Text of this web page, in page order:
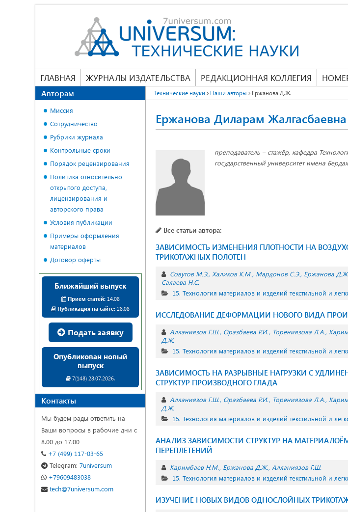
ГЛАВНАЯ ЖУРНАЛЫ ИЗДАТЕЛЬСТВА РЕДАКЦИОННАЯ КОЛЛЕГИЯ
Технические науки Наши авторы Ержанова Д.Ж.
Ержанова Диларам Жалгасбаевна
преподаватель – стажёр, кафедра
государственный университет имена
Все статьи автора:
ЗАВИСИМОСТЬ ИЗМЕНЕНИЯ ПЛОТНОСТИ НА
ТРИКОТАЖНЫХ ПОЛОТЕН
Совутов М.Э. Халиков К.М. Мардонов С.Э. Ержанова Д.Ж.
Салаева Н.С.
15. Технология материалов и изделий текстильной и
ИССЛЕДОВАНИЕ ДЕФОРМАЦИИ НОВОГО ВИДА
Алланиязов Г.Ш. Оразбаева Р.И. Торениязова Л.А.
Д.Ж.
15. Технология материалов и изделий текстильной и
ЗАВИСИМОСТЬ НА РАЗРЫВНЫЕ НАГРУЗКИ С
СТРУКТУР ПРОИЗВОДНОГО ГЛАДА
Алланиязов Г.Ш. Оразбаева Р.И. Торениязова Л.А.
Д.Ж.
15. Технология материалов и изделий текстильной и
АНАЛИЗ ЗАВИСИМОСТИ СТРУКТУР НА
ПЕРЕПЛЕТЕНИЙ
Каримбаев Н.М. Ержанова Д.Ж. Алланиязов Г.Ш.
15. Технология материалов и изделий текстильной и
ИЗУЧЕНИЕ НОВЫХ ВИДОВ ОДНОСЛОЙНЫХ
Авторам
Миссия
Сотрудничество
Рубрики журнала
Контрольные сроки
Порядок рецензирования
Политика относительно
открытого доступа,
лицензирования и
авторского права
Условия публикации
Примеры оформления
материалов
Договор оферты
Ближайший выпуск
Прием статей:14.08
Публикация на сайте: 28.08
Подать заявку
Опубликован новый
выпуск
7(148) 28.07.2026.
Контакты
Мы будем рады ответить на
Ваши вопросы в рабочие дни с
8.00 до 17.00
+7 (499) 117-03-65
Telegram: 7universum
+79609483038
tech@7universum.com